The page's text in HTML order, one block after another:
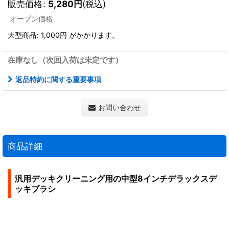
販売価格: 5,280円(税込)
オープン価格
大型商品: 1,000円 がかかります。
在庫なし（次回入荷は未定です）
返品特約に関する重要事項
お問い合わせ
商品詳細
汎用デッキクリーニング用の中型8インチデラックスデ
ッキブラシ